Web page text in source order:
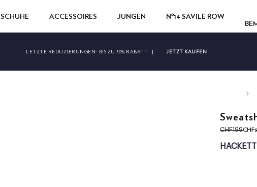
SCHUHE ACCESSOIRES JUNGEN
Nº14 SAVILE ROW
LETZTE REDUZIERUNGEN: BIS ZU 50% RABATT | JETZT KAUFEN
CHF199
aktueller